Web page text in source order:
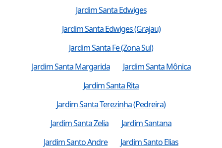
Jardim Santa Edwiges
Jardim Santa Edwiges (Grajau)
Jardim Santa Fe (Zona Sul)
Jardim Santa Margarida
Jardim Santa Mônica
Jardim Santa Rita
Jardim Santa Terezinha (Pedreira)
Jardim Santa Zelia
Jardim Santana
Jardim Santo Andre
Jardim Santo Elias